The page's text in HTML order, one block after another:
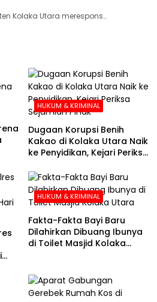
Kolaka Utara merespons…
HUKUM & KRIMINAL
Dugaan Korupsi Benih
Kakao di Kolaka Utara Naik
ke Penyidikan, Kejari Periksa
HUKUM & KRIMINAL
Fakta-Fakta Bayi Baru
Dilahirkan Dibuang Ibunya
di Toilet Masjid Kolaka